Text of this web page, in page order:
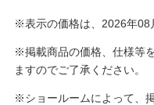
※表示の価格は、2026年08
※掲載商品の価格、仕様等
ますのでご了承ください。
※ショールームによって、